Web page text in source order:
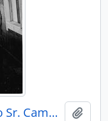
Almoço festivo na casa do Sr. Campos